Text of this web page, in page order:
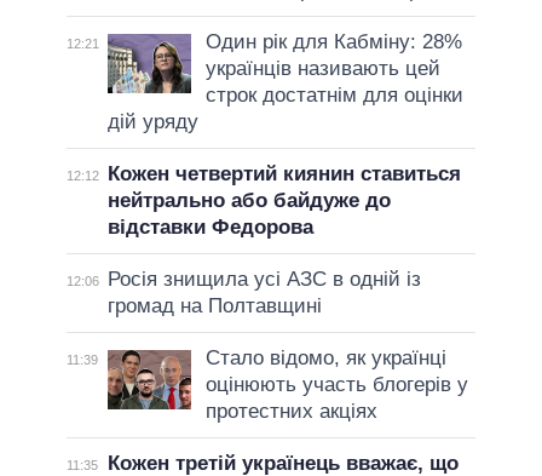
12:21
Один рік для Кабміну: 28%
українців називають цей
строк достатнім для оцінки
дій уряду
12:12
Кожен четвертий киянин ставиться
нейтрально або байдуже до
відставки Федорова
12:06
Росія знищила усі АЗС в одній із
громад на Полтавщині
11:39
Стало відомо, як українці
оцінюють участь блогерів у
протестних акціях
11:35
Кожен третій українець вважає, що